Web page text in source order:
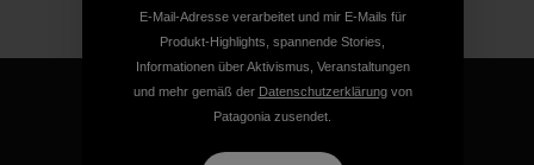
E-Mail-Adresse verarbeitet und mir E-Mails für
Produkt-Highlights, spannende Stories,
Informationen über Aktivismus, Veranstaltungen
und mehr gemäß der Datenschutzerklärungvon
Patagonia zusendet.